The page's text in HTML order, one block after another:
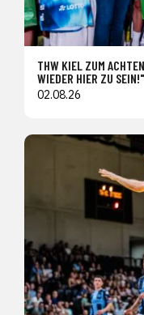
THW KIEL ZUM
WIEDER HIER ZU SEIN!"
02.08.26